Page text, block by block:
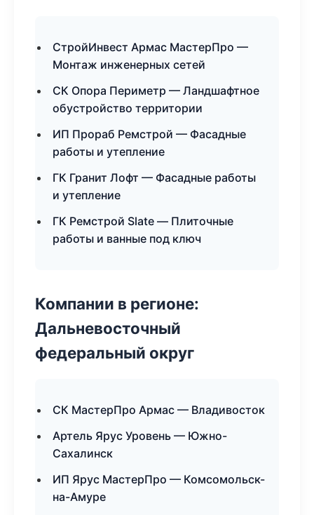
СтройИнвест Армас МастерПро —
Монтаж инженерных сетей
СК Опора Периметр — Ландшафтное
обустройство территории
ИП Прораб Ремстрой — Фасадные
работы и утепление
ГК Гранит Лофт — Фасадные работы
и утепление
ГК Ремстрой Slate — Плиточные
работы и ванные под ключ
Компании в регионе:
Дальневосточный
федеральный округ
СК МастерПро Армас — Владивосток
Артель Ярус Уровень — Южно-
Сахалинск
ИП Ярус МастерПро — Комсомольск-
на-Амуре